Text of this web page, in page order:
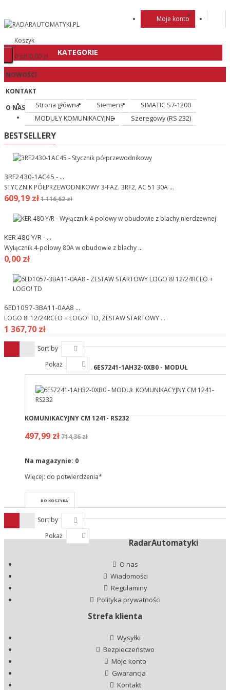
Moje konto
Koszyk
0 szt 0,00 zł KATEGORIE
NOWOŚCI
KONTAKT
O NAS
Strona główna Siemens
SIMATIC S7-1200
MODUŁY KOMUNIKACYJNE
Szeregowy (RS 232)
BESTSELLERY
3RF2430-1AC45 - ...
STYCZNIK PÓŁPRZEWODNIKOWY 3-FAZ. 3RF2, AC 51 30A ...
609,19 zł1 116,62 zł
KER 480 Y/R - ...
Wyłącznik 4-polowy 80A w obudowie z blachy ...
0,00 zł
6ED1057-3BA11-0AA8 ...
LOGO 8! 12/24RCEO + LOGO! TD, ZESTAW STARTOWY ...
1 367,70 zł
Sort by
Pokaż
6ES7241-1AH32-0XB0 - MODUŁ
KOMUNIKACYJNY CM 1241- RS232
497,99 zł714,36 zł
Na magazynie: 0
Więcej: do potwierdzenia*
DO KOSZYKA
Sort by
Pokaż
RadarAutomatyki
O nas
Wiadomości
Regulaminy
Polityka prywatności
Strefa klienta
Wysyłki
Bezpieczeństwo
Moje konto
Gwarancja
Kontakt